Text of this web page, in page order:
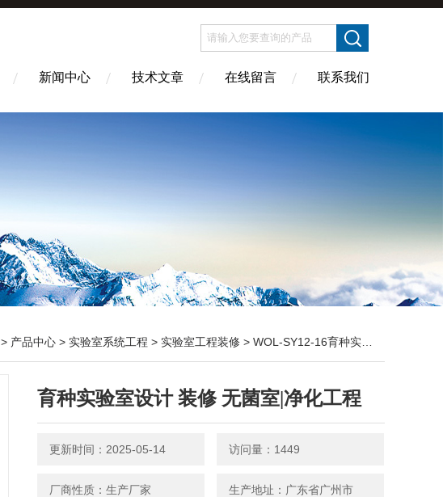
新闻中心 技术文章 在线留言 联系我们
> 产品中心 > 实验室系统工程 > 实验室工程装修 > WOL-SY12-16育种实验室设计 装修 无菌室|净化工程
育种实验室设计 装修 无菌室|净化工程
更新时间：2025-05-14 访问量：1449
厂商性质：生产厂家 生产地址：广东省广州市